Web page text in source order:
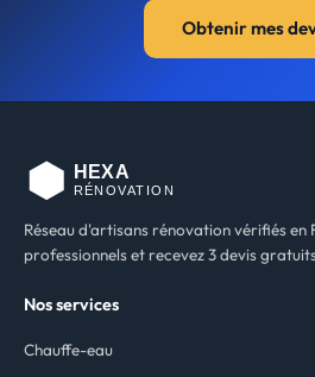
Obtenir mes
Réseau d'artisans rénovation vérifiés en
professionnels et recevez 3 devis
Nos services
Chauffe-eau